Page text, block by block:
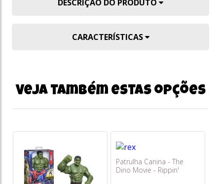
DESCRIÇÃO DO PRODUTO
CARACTERÍSTICAS
Veja também estas opções
Patrulha Canina - The
Dino Movie - Rippin'